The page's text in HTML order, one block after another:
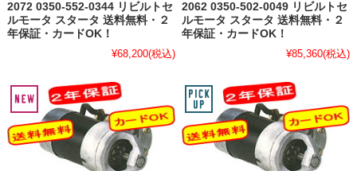
2072 0350-552-0344 リビルトセ
ルモータ スタータ 送料無料・２
年保証・カードOK！
¥68,200(税込)
2062 0350-502-0049 リビルトセ
ルモータ スタータ 送料無料・２
年保証・カードOK！
¥85,360(税込)